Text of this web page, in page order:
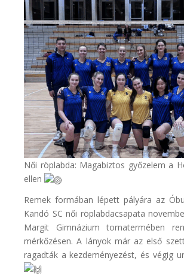
Női röplabda: Magabiztos győzelem a
ellen
Remek formában lépett pályára az
Kandó SC női röplabdacsapata
Margit Gimnázium tornatermében
mérkőzésen. A lányok már az első
ragadták a kezdeményezést, és végig